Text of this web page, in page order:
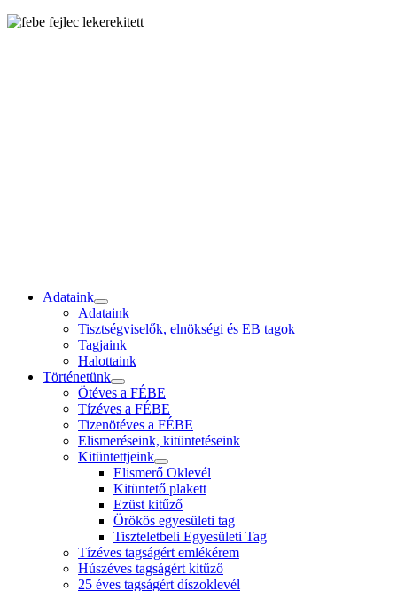
Adataink
Adataink
Tisztségviselők, elnökségi és EB tagok
Tagjaink
Halottaink
Történetünk
Ötéves a FÉBE
Tízéves a FÉBE
Tizenötéves a FÉBE
Elismeréseink, kitüntetéseink
Kitüntettjeink
Elismerő Oklevél
Kitüntető plakett
Ezüst kitűző
Örökös egyesületi tag
Tiszteletbeli Egyesületi Tag
Tízéves tagságért emlékérem
Húszéves tagságért kitűző
25 éves tagságért díszoklevél